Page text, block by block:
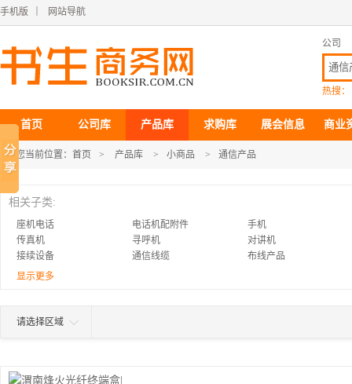
手机版 网站导航
公司
热搜：
首页 公司库 产品库 求购库 展会信息 商业
您当前位置： 首页 > 产品库 > 小商品 > 通信产品
相关子类:
座机电话 电话机配附件
手机
传真机
寻呼机
对讲机
接续设备
通信线缆
布线产品
VPN设备
显示更多
请选择区域